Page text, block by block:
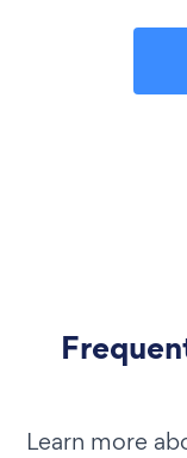
Learn more